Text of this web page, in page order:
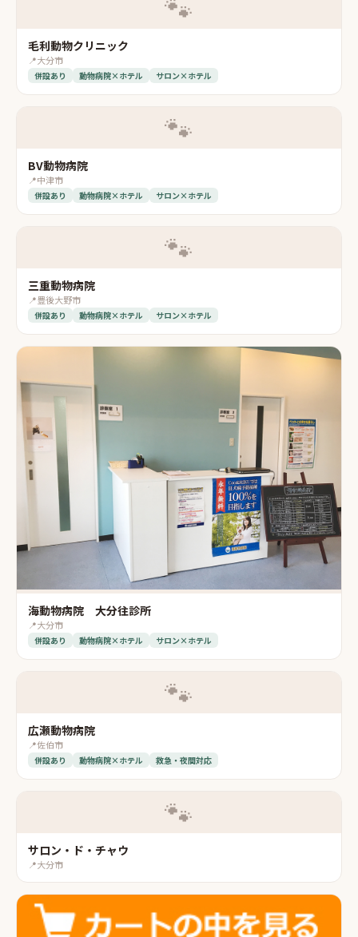
毛利動物クリニック
📍大分市
併設あり 動物病院×ホテル サロン×ホテル
🐾
BV動物病院
📍中津市
併設あり 動物病院×ホテル サロン×ホテル
🐾
三重動物病院
📍豊後大野市
併設あり 動物病院×ホテル サロン×ホテル
海動物病院 大分往診所
📍大分市
併設あり 動物病院×ホテル サロン×ホテル
🐾
広瀬動物病院
📍佐伯市
併設あり 動物病院×ホテル 救急・夜間対応
🐾
サロン・ド・チャウ
📍大分市